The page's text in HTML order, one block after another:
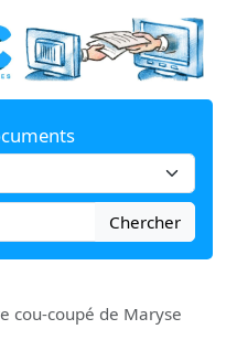
Chercher
cou-coupé de Maryse